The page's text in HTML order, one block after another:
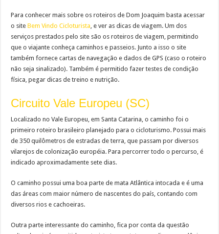
Para conhecer mais sobre os roteiros de Dom Joaquim basta acessar
o siteBem Vindo Cicloturista, e ver as dicas de viagem. Um dos
serviços prestados pelo site são os roteiros de viagem, permitindo
que o viajante conheça caminhos e passeios. Junto a isso o site
também fornece cartas de navegação e dados de GPS (caso o roteiro
não seja sinalizado). Também é permitido fazer testes de condição
física, pegar dicas de treino e nutrição.
Circuito Vale Europeu (SC)
Localizado no Vale Europeu, em Santa Catarina, o caminho foi o
primeiro roteiro brasileiro planejado para o cicloturismo. Possui mais
de 350 quilômetros de estradas de terra, que passam por diversos
vilarejos de colonização européia. Para percorrer todo o percurso, é
indicado aproximadamente sete dias.
O caminho possui uma boa parte de mata Atlântica intocada e é uma
das áreas com maior número de nascentes do país, contando com
diversos rios e cachoeiras.
Outra parte interessante do caminho, fica por conta da questão